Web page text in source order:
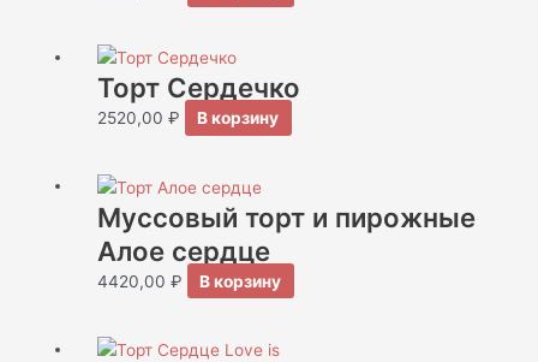
Торт Сердечко
2520,00₽ В корзину
Муссовый торт и пирожные
Алое сердце
4420,00₽ В корзину